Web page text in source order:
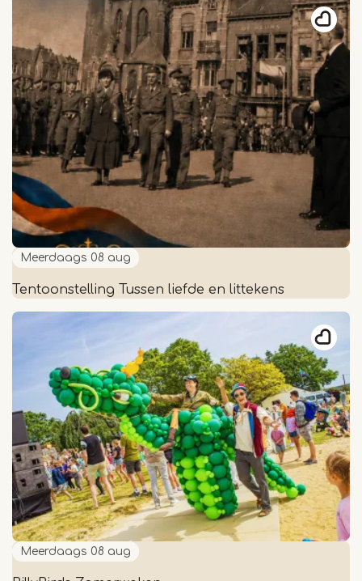
Festival
Meerdaags 08 aug
Tentoonstelling Tussen liefde en littekens
Tentoonstelling
littekens
Meerdaags 08 aug